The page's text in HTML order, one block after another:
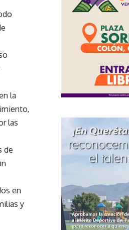
la
las
de
en
y